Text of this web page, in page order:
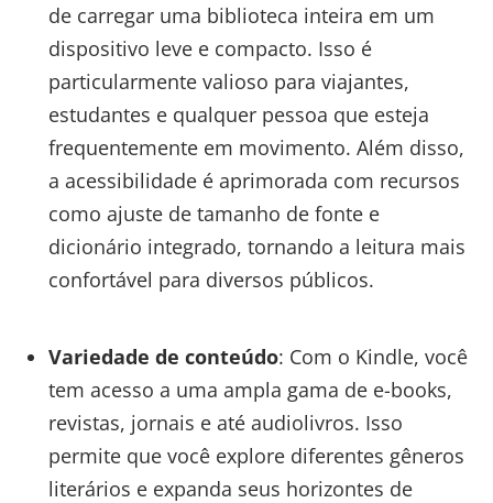
de carregar uma biblioteca inteira em um
dispositivo leve e compacto. Isso é
particularmente valioso para viajantes,
estudantes e qualquer pessoa que esteja
frequentemente em movimento. Além disso,
a acessibilidade é aprimorada com recursos
como ajuste de tamanho de fonte e
dicionário integrado, tornando a leitura mais
confortável para diversos públicos.
Variedade de conteúdo: Com o Kindle, você
tem acesso a uma ampla gama de e-books,
revistas, jornais e até audiolivros. Isso
permite que você explore diferentes gêneros
literários e expanda seus horizontes de